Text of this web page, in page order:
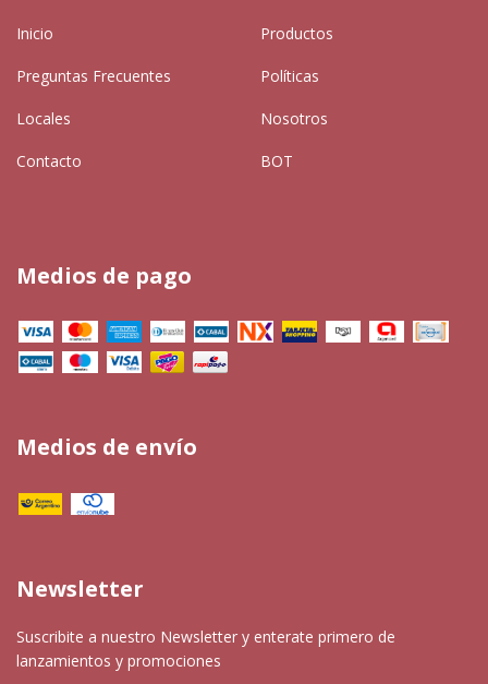
Inicio Productos
Preguntas Frecuentes Políticas
Locales Nosotros
Contacto BOT
Medios de pago
Medios de envío
Newsletter
Suscribite a nuestro Newsletter y enterate primero de
lanzamientos y promociones